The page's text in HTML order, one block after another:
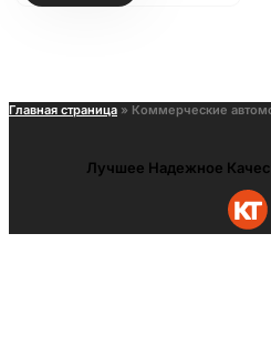
Главная страница » Коммерческие
Лучшее Надежное